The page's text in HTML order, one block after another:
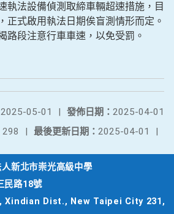
執法設備偵測取締車輛超速措施，目
正式啟用執法日期俟盲測情形而定。
路段注意行車車速，以免受罰。
發佈日期： 2025-04-01
2025-05-01
|
最後更新日期： 2025-04-01 |
298 |
新北市崇光高級中學
民路18號
Xindian Dist., New Taipei City 231,